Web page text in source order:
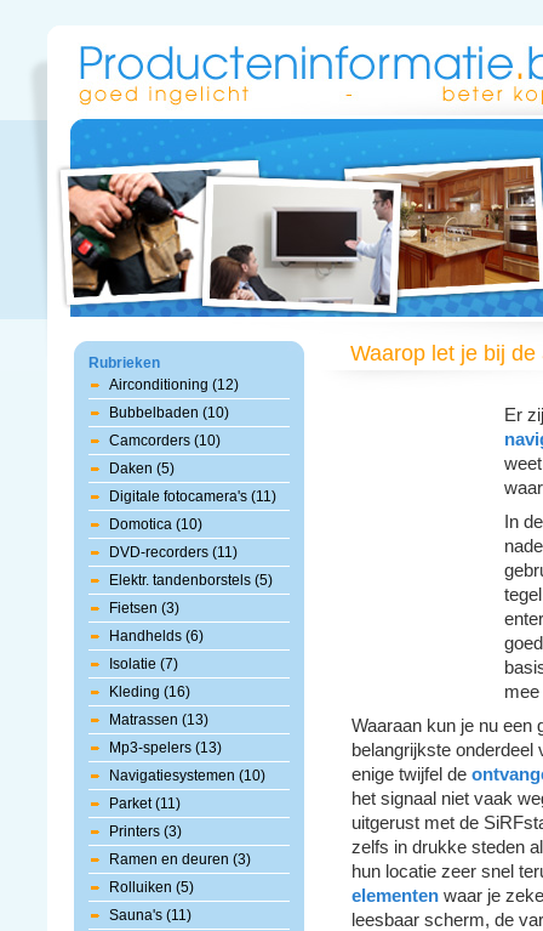
Rubrieken
Airconditioning (12)
Bubbelbaden (10)
Camcorders (10)
Daken (5)
Digitale fotocamera's (11)
Domotica (10)
DVD-recorders (11)
Elektr. tandenborstels (5)
Fietsen (3)
Handhelds (6)
Isolatie (7)
Kleding (16)
Matrassen (13)
Mp3-spelers (13)
Navigatiesystemen (10)
Parket (11)
Printers (3)
Ramen en deuren (3)
Rolluiken (5)
Sauna's (11)
Waarop let je bij
Er
In
mee
Waaraan kun je nu een
belangrijkste
enige twijfel de
het signaal niet vaak
uitgerust met de
zelfs in drukke steden
hun locatie zeer snel
elementen waar je
leesbaar scherm, de